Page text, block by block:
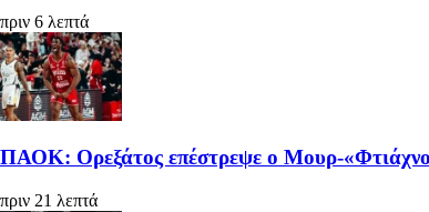
πριν 6 λεπτά
ΠΑΟΚ: Ορεξάτος επέστρεψε ο Μουρ-
πριν 21 λεπτά